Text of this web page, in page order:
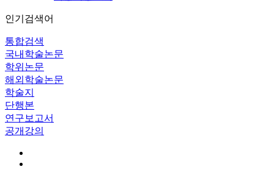
인기검색어
통합검색
국내학술논문
학위논문
해외학술논문
학술지
단행본
연구보고서
공개강의